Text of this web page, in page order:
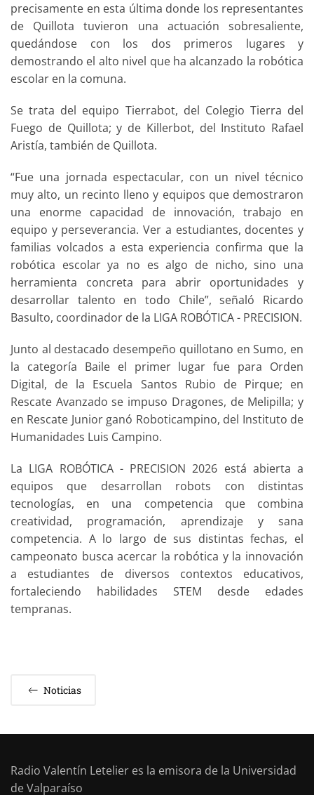
precisamente en esta última donde los representantes
de Quillota tuvieron una actuación sobresaliente,
quedándose con los dos primeros lugares y
demostrando el alto nivel que ha alcanzado la robótica
escolar en la comuna.
Se trata del equipo Tierrabot, del Colegio Tierra del
Fuego de Quillota; y de Killerbot, del Instituto Rafael
Aristía, también de Quillota.
“Fue una jornada espectacular, con un nivel técnico
muy alto, un recinto lleno y equipos que demostraron
una enorme capacidad de innovación, trabajo en
equipo y perseverancia. Ver a estudiantes, docentes y
familias volcados a esta experiencia confirma que la
robótica escolar ya no es algo de nicho, sino una
herramienta concreta para abrir oportunidades y
desarrollar talento en todo Chile”, señaló Ricardo
Basulto, coordinador de la LIGA ROBÓTICA - PRECISION.
Junto al destacado desempeño quillotano en Sumo, en
la categoría Baile el primer lugar fue para Orden
Digital, de la Escuela Santos Rubio de Pirque; en
Rescate Avanzado se impuso Dragones, de Melipilla; y
en Rescate Junior ganó Roboticampino, del Instituto de
Humanidades Luis Campino.
La LIGA ROBÓTICA - PRECISION 2026 está abierta a
equipos que desarrollan robots con distintas
tecnologías, en una competencia que combina
creatividad, programación, aprendizaje y sana
competencia. A lo largo de sus distintas fechas, el
campeonato busca acercar la robótica y la innovación
a estudiantes de diversos contextos educativos,
fortaleciendo habilidades STEM desde edades
tempranas.
Noticias
Radio Valentín Letelier es la emisora de la Universidad
de Valparaíso